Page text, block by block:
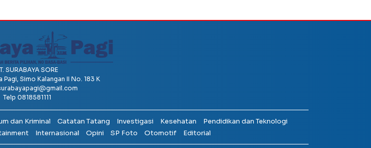
SURABAYA SORE
Pagi, Simo Kalangan II No. 183 K
Telp 0818581111
dan Kriminal Catatan Tatang Investigasi Kesehatan
Pendidikan dan Teknologi
Internasional Opini SP Foto Otomotif Editorial